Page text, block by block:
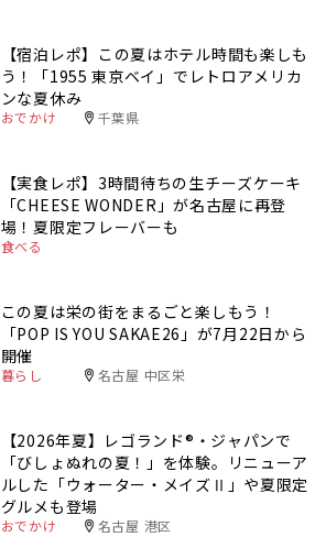
【宿泊レポ】この夏はホテル時間も楽しも
う！「1955 東京ベイ」でレトロアメリカ
ンな夏休み
おでかけ 千葉県
【実食レポ】3時間待ちの生チーズケーキ
「CHEESE WONDER」が名古屋に再登
場！夏限定フレーバーも
食べる
この夏は栄の街をまるごと楽しもう！
「POP IS YOU SAKAE26」が7月22日から
開催
暮らし 名古屋 中区栄
【2026年夏】レゴランド®・ジャパンで
「びしょぬれの夏！」を体験。リニューア
ルした「ウォーター・メイズⅡ」や夏限定
グルメも登場
おでかけ 名古屋 港区